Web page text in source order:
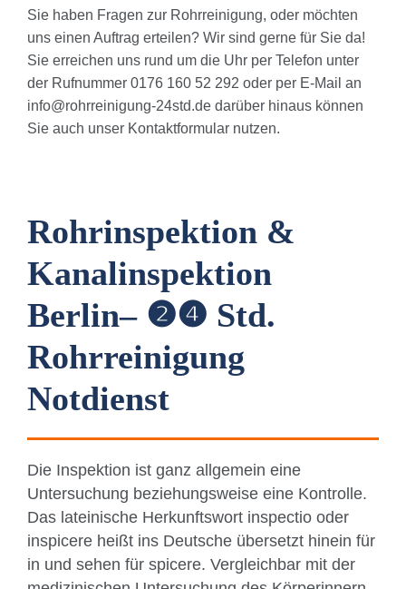
Sie haben Fragen zur Rohrreinigung, oder möchten
uns einen Auftrag erteilen? Wir sind gerne für Sie da!
Sie erreichen uns rund um die Uhr per Telefon unter
der Rufnummer 0176 160 52 292 oder per E-Mail an
info@rohrreinigung-24std.de darüber hinaus können
Sie auch unser Kontaktformular nutzen.
Rohrinspektion &
Kanalinspektion
Berlin– ❷❹ Std.
Rohrreinigung
Notdienst
Die Inspektion ist ganz allgemein eine
Untersuchung beziehungsweise eine Kontrolle.
Das lateinische Herkunftswort inspectio oder
inspicere heißt ins Deutsche übersetzt hinein für
in und sehen für spicere. Vergleichbar mit der